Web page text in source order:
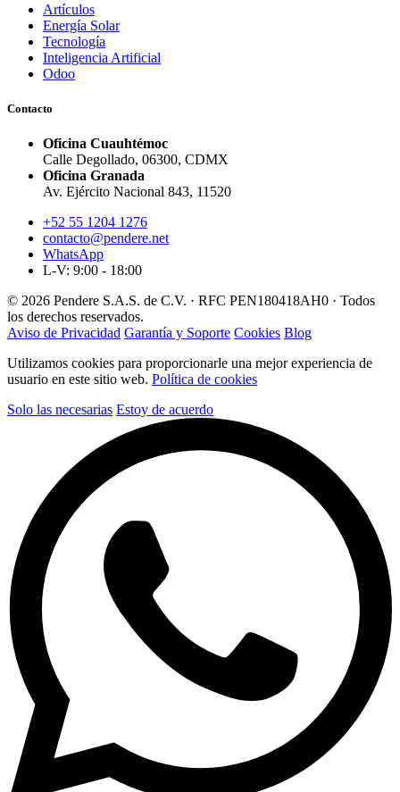
Artículos
Energía Solar
Tecnología
Inteligencia Artificial
Odoo
Contacto
Oficina Cuauhtémoc
Calle Degollado, 06300, CDMX
Oficina Granada
Av. Ejército Nacional 843, 11520
+52 55 1204 1276
contacto@pendere.net
WhatsApp
L-V: 9:00 - 18:00
© 2026 Pendere S.A.S. de C.V. · RFC PEN180418AH0 · Todos
los derechos reservados.
Aviso de Privacidad Garantía y Soporte Cookies Blog
Utilizamos cookies para proporcionarle una mejor experiencia de
usuario en este sitio web. Política de cookies
Solo las necesarias Estoy de acuerdo